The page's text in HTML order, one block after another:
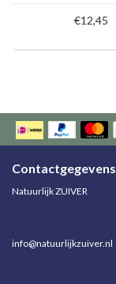
€12,45
Contactgegevens
Natuurlijk ZUIVER
info@natuurlijkzuiver.nl